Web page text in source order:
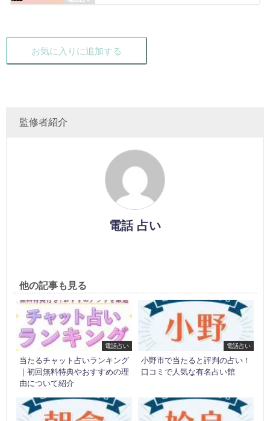
お気に入りに追加する
監修者紹介
電話 占い
他の記事も見る
電話占い
当たるチャット占いランキング
｜初回無料特典やおすすめの理
由について紹介
電話占い
小野市で当たると評判の占い！
口コミで人気な有名占い館